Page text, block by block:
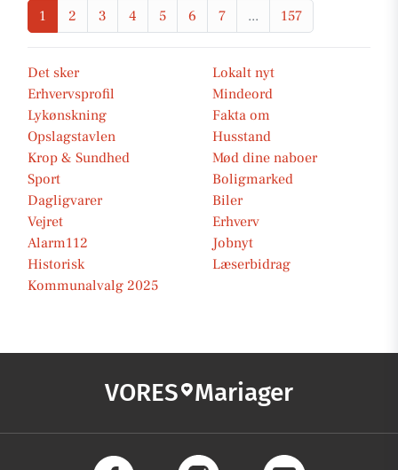
1 2 3 4 5 6 7 ... 157
Det sker
Lokalt nyt
Erhvervsprofil
Mindeord
Lykønskning
Fakta om
Opslagstavlen
Husstand
Krop & Sundhed
Mød dine naboer
Sport
Boligmarked
Dagligvarer
Biler
Vejret
Erhverv
Alarm112
Jobnyt
Historisk
Læserbidrag
Kommunalvalg 2025
VORES Mariager